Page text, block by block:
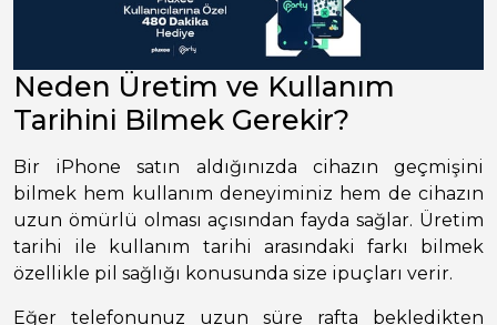
Neden Üretim ve Kullanım
Tarihini Bilmek Gerekir?
Bir iPhone satın aldığınızda cihazın geçmişini
bilmek hem kullanım deneyiminiz hem de cihazın
uzun ömürlü olması açısından fayda sağlar. Üretim
tarihi ile kullanım tarihi arasındaki farkı bilmek
özellikle pil sağlığı konusunda size ipuçları verir.
Eğer telefonunuz uzun süre rafta bekledikten